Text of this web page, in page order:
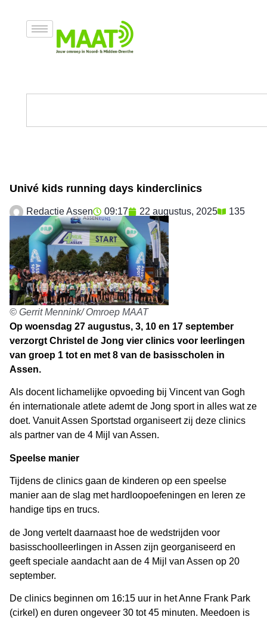
Univé kids running days kinderclinics
Redactie Assen 09:17 22 augustus, 2025 135
© Gerrit Mennink/ Omroep MAAT
Op woensdag 27 augustus, 3, 10 en 17 september
verzorgt Christel de Jong vier clinics voor leerlingen
van groep 1 tot en met 8 van de basisscholen in
Assen.
Als docent lichamelijke opvoeding bij Vincent van Gogh
én internationale atlete ademt de Jong sport in alles wat ze
doet. Vanuit Assen Sportstad organiseert zij deze clinics
als partner van de 4 Mijl van Assen.
Speelse manier
Tijdens de clinics gaan de kinderen op een speelse
manier aan de slag met hardloopoefeningen en leren ze
handige tips en trucs.
de Jong vertelt daarnaast hoe de wedstrijden voor
basisschoolleerlingen in Assen zijn georganiseerd en
geeft speciale aandacht aan de 4 Mijl van Assen op 20
september.
De clinics beginnen om 16:15 uur in het Anne Frank Park
(cirkel) en duren ongeveer 30 tot 45 minuten. Meedoen is